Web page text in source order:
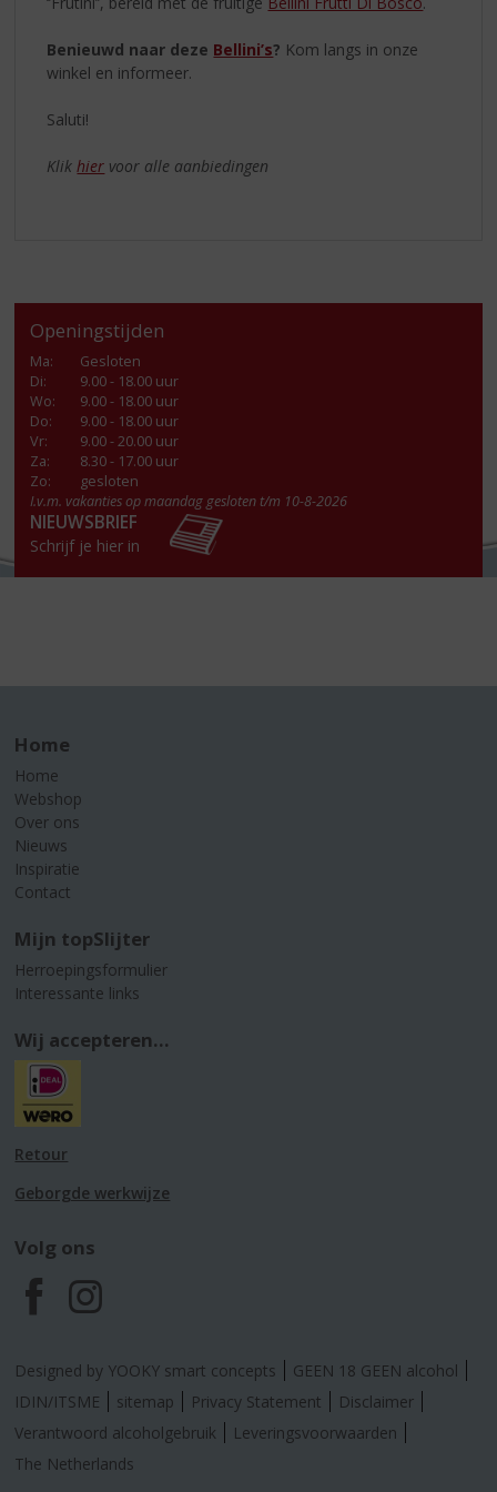
Benieuwd naar deze Bellini’s? Kom langs in onze
winkel en informeer.
Saluti!
Klikhier voor alle aanbiedingen
Openingstijden
Ma:
Gesloten
Di:
9.00 - 18.00 uur
Wo:
9.00 - 18.00 uur
Do:
9.00 - 18.00 uur
Vr:
9.00 - 20.00 uur
Za:
8.30 - 17.00 uur
Zo:
gesloten
I.v.m. vakanties op maandag gesloten t/m 10-8-2026
NIEUWSBRIEF
Schrijf je hier in
Home
Home
Webshop
Over ons
Nieuws
Inspiratie
Contact
Mijn topSlijter
Herroepingsformulier
Interessante links
Wij accepteren...
Retour
Geborgde werkwijze
Volg ons
F
a
c
e
I
n
s
t
Designed by YOOKY smart concepts
GEEN 18 GEEN alcohol
IDIN/ITSME
sitemap Privacy Statement
Disclaimer
Verantwoord alcoholgebruik
Leveringsvoorwaarden
The Netherlands